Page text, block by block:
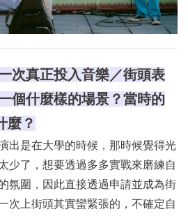
次真正投入音樂／街頭表
個什麼樣的場景？當時的
麼？
出是在大學的時候，那時候覺得光
少了，想要透過多多實戰來磨練自
氛圍，因此直接透過申請並成為街
次上街頭其實蠻緊張的，不確定自